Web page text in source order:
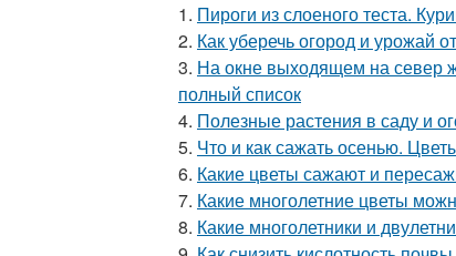
1. Пироги из слоеного теста.
2. Как уберечь огород и урожай
3. На окне выходящем на север
полный список
4. Полезные растения в саду и
5. Что и как сажать осенью.
6. Какие цветы сажают и
7. Какие многолетние цветы
8. Какие многолетники и